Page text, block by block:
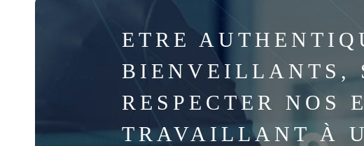
ETRE
BIENVEILLANTS,
RESPECTER NOS
TRAVAILLANT À